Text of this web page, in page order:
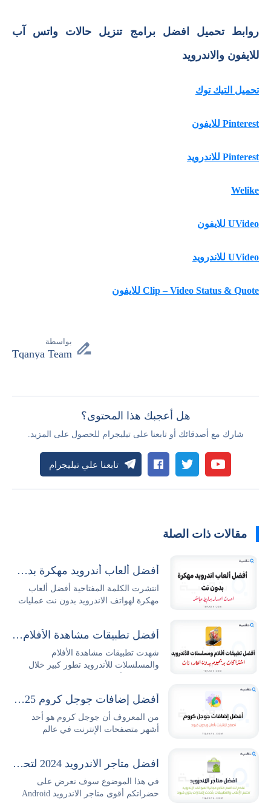
روابط تحميل افضل برامج تنزيل حالات واتس آب
للايفون والاندرويد
تحميل التيك توك
Pinterest للايفون
Pinterest للاندرويد
Welike
UVideo للايفون
UVideo للاندرويد
Clip – Video Status & Quote للايفون
بواسطة
Tqanya Team
هل أعجبك هذا المحتوى؟
شارك مع أصدقائك أو تابعنا على تيليجرام للحصول على المزيد.
تابعنا علي تيليجرام
مقالات ذات الصلة
أفضل ألعاب أندرويد مهكرة بدون نت 2026 مجاناً
انتشرت الكلمة المفتاحية أفضل ألعاب
مهكرة لهواتف الاندرويد بدون نت عمليات
أفضل تطبيقات مشاهدة الأفلام والمسلسلات للأندرويد
شهدت تطبيقات مشاهدة الأفلام
والمسلسلات للأندرويد تطور كبير خلال
أفضل إضافات جوجل كروم 2025 وطريقة تثبيتها وإدارتها بكل سهولة
من المعروف أن جوجل كروم هو أحد
أشهر متصفحات الإنترنت في عالم
افضل متاجر الاندرويد 2024 لتحميل التطبيقات والالعاب مجانا
في هذا الموضوع سوف نعرض على
حضراتكم أقوى متاجر الاندرويد Android